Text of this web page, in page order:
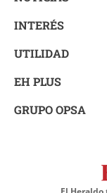
INTERÉS
UTILIDAD
EH PLUS
GRUPO OPSA